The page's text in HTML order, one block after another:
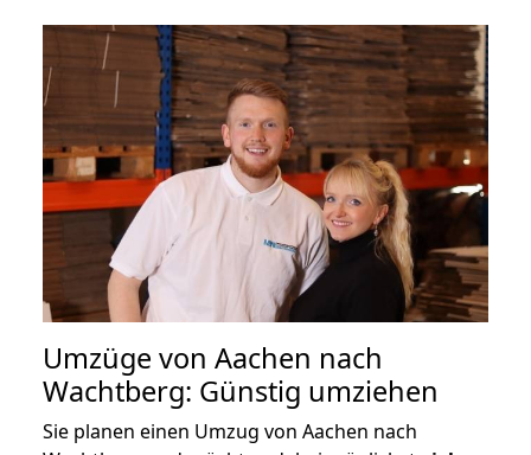
Umzüge von Aachen nach
Wachtberg: Günstig umziehen
Sie planen einen Umzug von Aachen nach